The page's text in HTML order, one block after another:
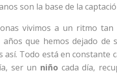
son la base de la
vivimos a un ritmo
años que hemos dejado
así. Todo está en constante
ser un niño cada día,